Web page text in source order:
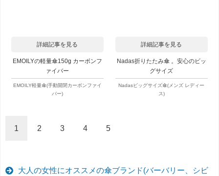
詳細記事を見る
EMOILYの軽量傘150g カーボンフ
ァイバー
EMOILY軽量傘(手動開閉カーボンファイ
バー)
詳細記事を見る
Nadas折りたたみ傘 。安心のビッ
グサイズ
Nadasビッグサイズ傘(メンズ レディー
ス)
1 2 3 4 5
大人の女性にオススメの傘ブランド(バーバリー、シビ